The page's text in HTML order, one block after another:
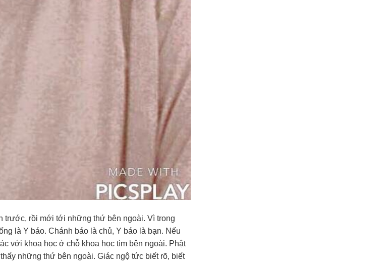
trước, rồi mới tới những thứ bên ngoài. Vì trong
là Y báo. Chánh báo là chủ, Y báo là bạn. Nếu
với khoa học ở chỗ khoa học tìm bên ngoài. Phật
những thứ bên ngoài. Giác ngộ tức biết rõ, biết